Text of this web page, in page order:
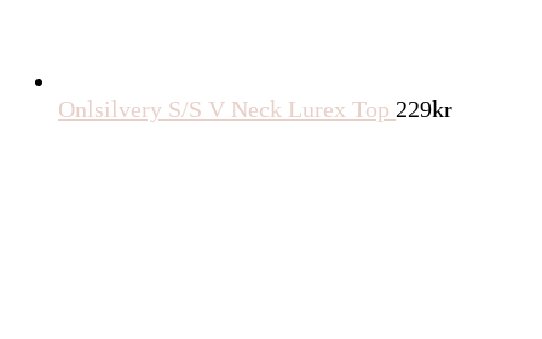
Onlsilvery S/S V Neck Lurex Top 229kr